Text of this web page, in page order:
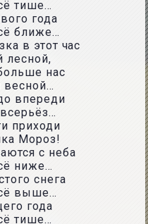
тише…
года
ближе…
в этот час
лесной,
нас
весной…
впереди
приходи
Мороз!
с неба
ниже…
снега
выше…
года
тише…